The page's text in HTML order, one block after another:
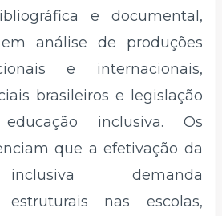
e documental,
análise de produções
e internacionais,
brasileiros e legislação
inclusiva. Os
que a efetivação da
demanda
estruturais nas escolas,